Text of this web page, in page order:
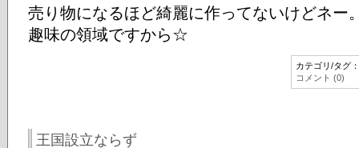
売り物になるほど綺麗に作ってないけどネー
趣味の領域ですから☆
カテゴリ/タグ：
コメント (0)
王国設立ならず